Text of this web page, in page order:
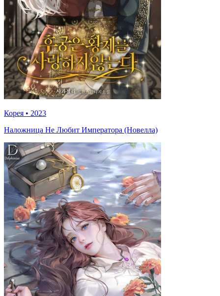
Корея • 2023
Наложница Не Любит Императора (Новелла)